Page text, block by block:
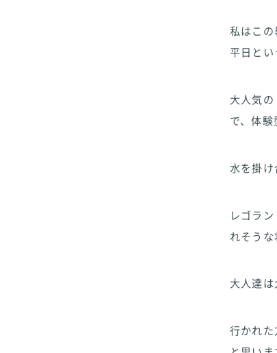
私はこ
平日とい
大人気
で、体
水を掛け
レゴラ
れそうな
大人達は
行かれ